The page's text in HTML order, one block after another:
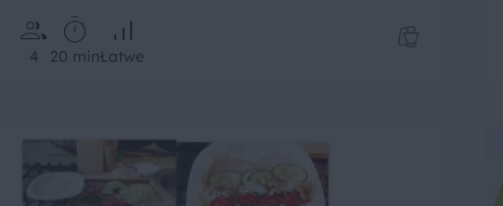
4 20 minŁatwe